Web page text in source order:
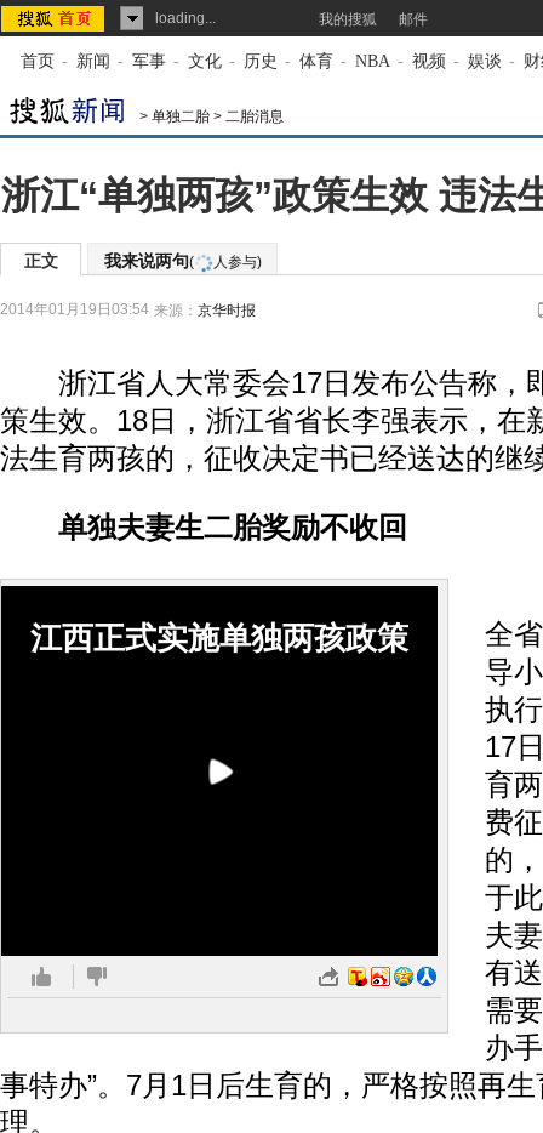
loading... 我的搜狐 邮件
首页 - 新闻 - 军事 - 文化 - 历史 - 体育 - NBA - 视频 - 娱谈 -
> 单独二胎 > 二胎消息
浙江“单独两孩”政策生效 违法
正文 我来说两句( 人参与)
2014年01月19日03:54 来源： 京华时报
浙江省人大常委会17日发布公告称，
策生效。18日，浙江省省长李强表示，在
法生育两孩的，征收决定书已经送达的继
单独夫妻生二胎奖励不收回
江西正式实施单独两孩政策
全
导
执
17
育
费
的
于
夫
有
需
办
事特办”。7月1日后生育的，严格按照再
理。